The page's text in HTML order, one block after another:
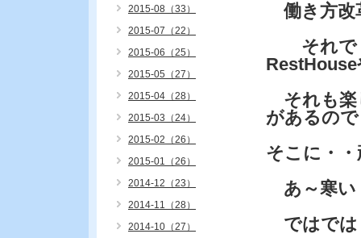
働き方改
それで・
それも楽
があるので
そこに・
あ～寒い
ではでは
2015-08（33）
2015-07（22）
2015-06（25）
2015-05（27）
2015-04（28）
2015-03（24）
2015-02（26）
2015-01（26）
2014-12（23）
2014-11（28）
2014-10（27）